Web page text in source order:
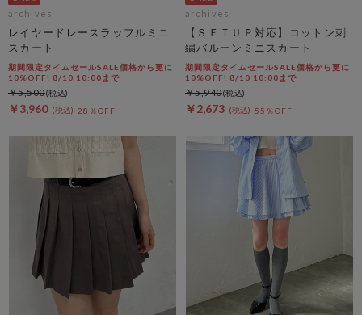
archives
レイヤードレースラッフルミニ
スカート
期間限定タイムセールSALE価格から更に
10%OFF! 8/10 10:00まで
￥3,960 28％OFF
￥5,500
archives
【ＳＥＴＵＰ対応】コットン刺
繍バルーンミニスカート
期間限定タイムセールSALE価格から更に
10%OFF! 8/10 10:00まで
￥2,673 55％OFF
￥5,940